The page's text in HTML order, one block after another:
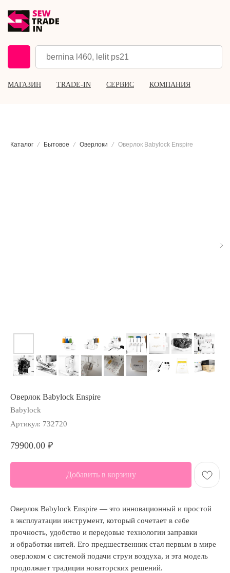
МАГАЗИН TRADE-IN СЕРВИС КОМПАНИЯ
Каталог Бытовое Оверлоки Оверлок Babylock Enspire
Оверлок Babylock Enspire
Babylock
Артикул: 732720
79900.00 ₽
Добавить в корзину
Оверлок Babylock Enspire — это инновационный и простой
в эксплуатации инструмент, который сочетает в себе
прочность, удобство и передовые технологии заправки
и обработки нитей. Его предшественник стал первым в мире
оверлоком с системой подачи струи воздуха, и эта модель
продолжает традиции новаторских решений.